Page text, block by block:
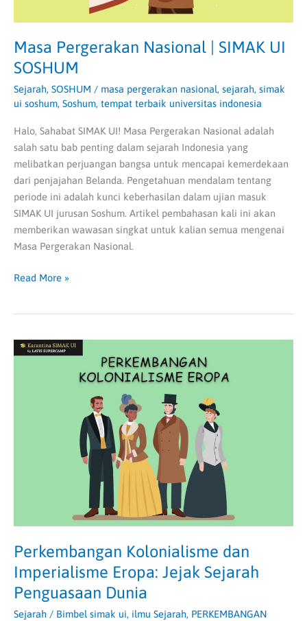
Masa Pergerakan Nasional | SIMAK UI
SOSHUM
Sejarah, SOSHUM / masa pergerakan nasional, sejarah, simak
ui soshum, Soshum, tempat terbaik universitas indonesia
Halo, Sahabat SIMAK UI! Masa Pergerakan Nasional adalah
salah satu bab penting dalam sejarah Indonesia yang
melibatkan perjuangan bangsa untuk mencapai kemerdekaan
dari penjajahan Belanda. Pengetahuan mendalam tentang
periode ini adalah kunci keberhasilan dalam ujian masuk
SIMAK UI jurusan Soshum. Artikel pembahasan kali ini akan
memberikan wawasan singkat untuk kalian semua mengenai
Masa Pergerakan Nasional.
Read More »
Perkembangan Kolonialisme dan
Imperialisme Eropa: Jejak Sejarah
Penguasaan Dunia
Sejarah / Bimbel simak ui, ilmu Sejarah, PERKEMBANGAN
Perkembangan